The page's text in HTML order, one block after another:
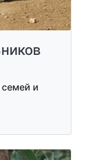
и